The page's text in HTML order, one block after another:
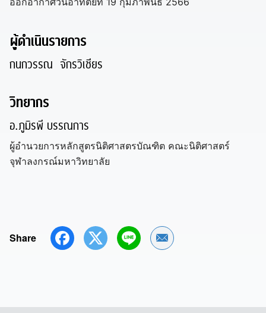
ผู้ดำเนินรายการ
กนกวรรณ จักรวิเชียร
วิทยากร
อ.ภูมิรพี บรรณการ
ผู้อำนวยการหลักสูตรนิติศาสตรบัณฑิต คณะนิติศาสตร์
จุฬาลงกรณ์มหาวิทยาลัย
Share Share by Email